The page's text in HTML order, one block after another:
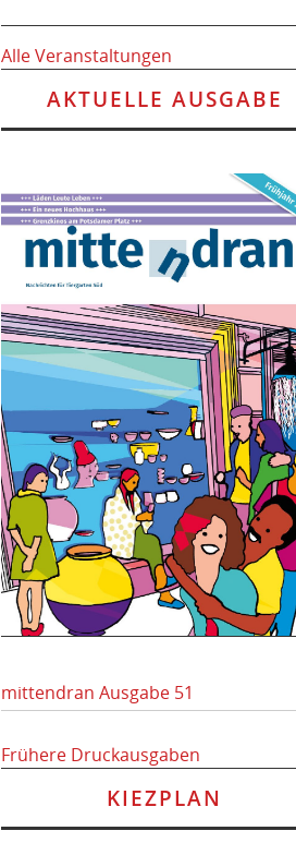
Alle Veranstaltungen
AKTUELLE AUSGABE
mittendran Ausgabe 51
Frühere Druckausgaben
KIEZPLAN